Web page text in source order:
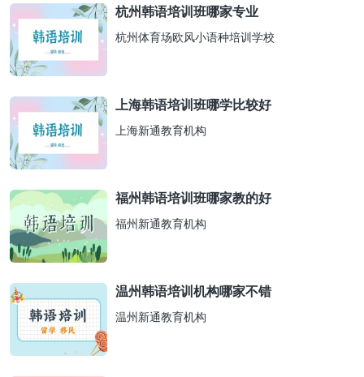
杭州韩语培训班哪家专业
杭州体育场欧风小语种培训学校
上海韩语培训班哪学比较好
上海新通教育机构
福州韩语培训班哪家教的好
福州新通教育机构
温州韩语培训机构哪家不错
温州新通教育机构